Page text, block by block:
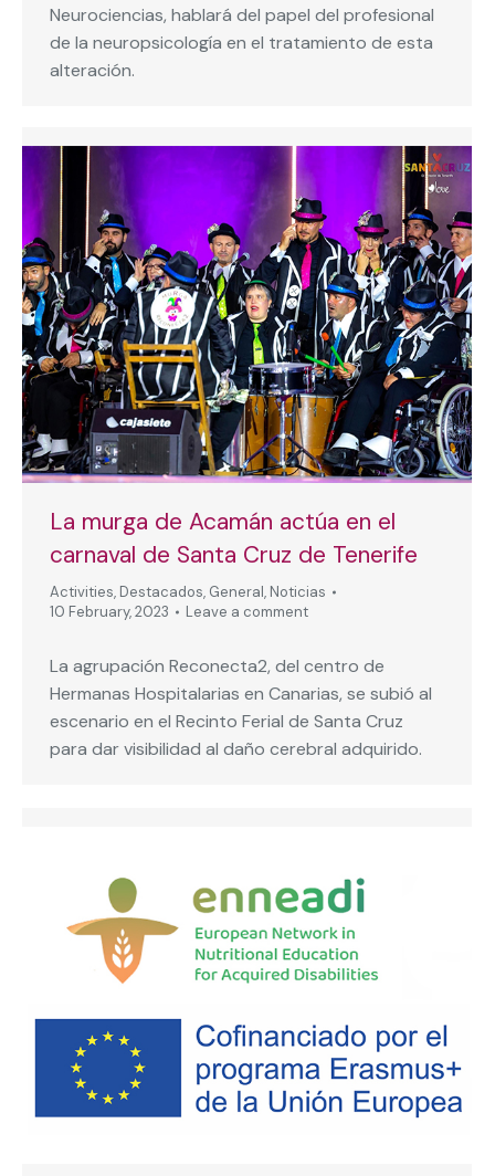
Neurociencias, hablará del papel del profesional
de la neuropsicología en el tratamiento de esta
alteración.
La murga de Acamán actúa en el
carnaval de Santa Cruz de Tenerife
Activities, Destacados, General, Noticias
10 February, 2023
Leave a comment
La agrupación Reconecta2, del centro de
Hermanas Hospitalarias en Canarias, se subió al
escenario en el Recinto Ferial de Santa Cruz
para dar visibilidad al daño cerebral adquirido.